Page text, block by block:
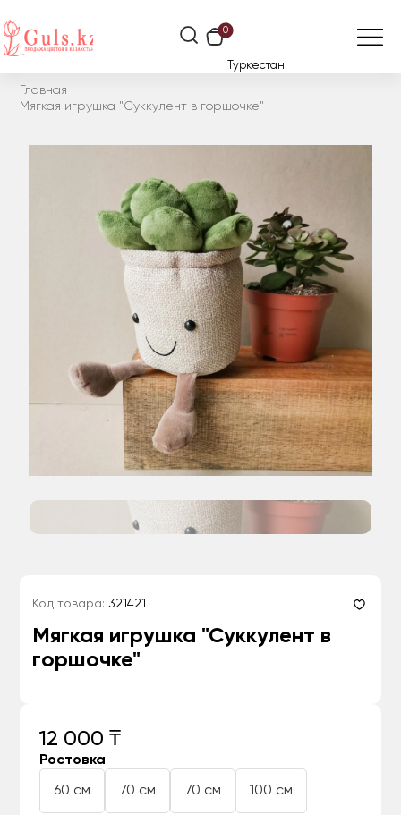
0
Туркестан
Главная
Мягкая игрушка "Суккулент в горшочке"
Код товара: 321421
Мягкая игрушка "Суккулент в
горшочке"
12 000 ₸
Ростовка
60 см 70 см 70 см 100 см